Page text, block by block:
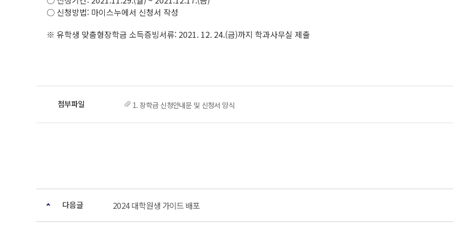
○ 신청방법: 마이스누에서 신청서 작성
※ 유학생 맞춤형장학금 소득증빙서류: 2021. 12. 24.(금)까지 학과사무실 제출
1. 장학금 신청안내문 및 신청서 양식
다음글 2024 대학원생 가이드 배포